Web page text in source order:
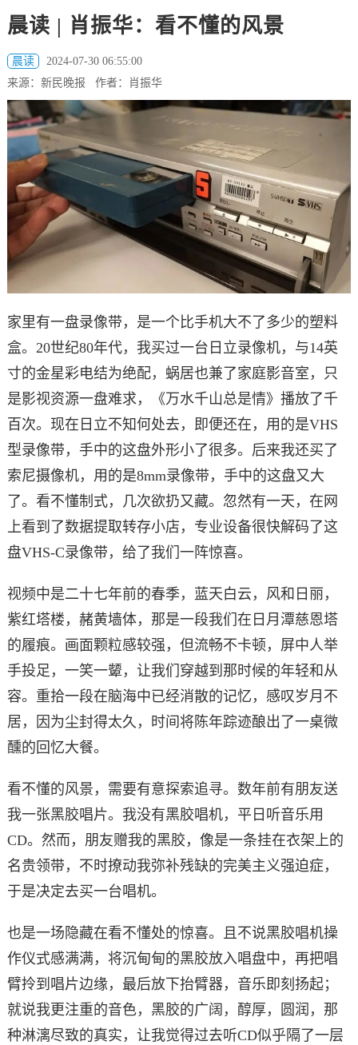
晨读 | 肖振华：看不懂的风景
晨读
2024-07-30 06:55:00
来源：新民晚报 作者：肖振华
家里有一盘录像带，是一个比手机大不了多少的塑料
盒。20世纪80年代，我买过一台日立录像机，与14英
寸的金星彩电结为绝配，蜗居也兼了家庭影音室，只
是影视资源一盘难求，《万水千山总是情》播放了千
百次。现在日立不知何处去，即便还在，用的是VHS
型录像带，手中的这盘外形小了很多。后来我还买了
索尼摄像机，用的是8mm录像带，手中的这盘又大
了。看不懂制式，几次欲扔又藏。忽然有一天，在网
上看到了数据提取转存小店，专业设备很快解码了这
盘VHS-C录像带，给了我们一阵惊喜。
视频中是二十七年前的春季，蓝天白云，风和日丽，
紫红塔楼，赭黄墙体，那是一段我们在日月潭慈恩塔
的履痕。画面颗粒感较强，但流畅不卡顿，屏中人举
手投足，一笑一颦，让我们穿越到那时候的年轻和从
容。重拾一段在脑海中已经消散的记忆，感叹岁月不
居，因为尘封得太久，时间将陈年踪迹酿出了一桌微
醺的回忆大餐。
看不懂的风景，需要有意探索追寻。数年前有朋友送
我一张黑胶唱片。我没有黑胶唱机，平日听音乐用
CD。然而，朋友赠我的黑胶，像是一条挂在衣架上的
名贵领带，不时撩动我弥补残缺的完美主义强迫症，
于是决定去买一台唱机。
也是一场隐藏在看不懂处的惊喜。且不说黑胶唱机操
作仪式感满满，将沉甸甸的黑胶放入唱盘中，再把唱
臂拎到唱片边缘，最后放下抬臂器，音乐即刻扬起；
就说我更注重的音色，黑胶的广阔，醇厚，圆润，那
种淋漓尽致的真实，让我觉得过去听CD似乎隔了一层